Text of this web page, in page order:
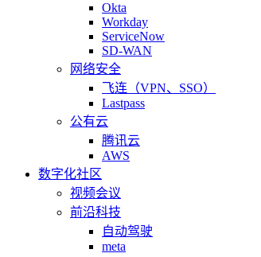
Okta
Workday
ServiceNow
SD-WAN
网络安全
飞连（VPN、SSO）
Lastpass
公有云
腾讯云
AWS
数字化社区
视频会议
前沿科技
自动驾驶
meta